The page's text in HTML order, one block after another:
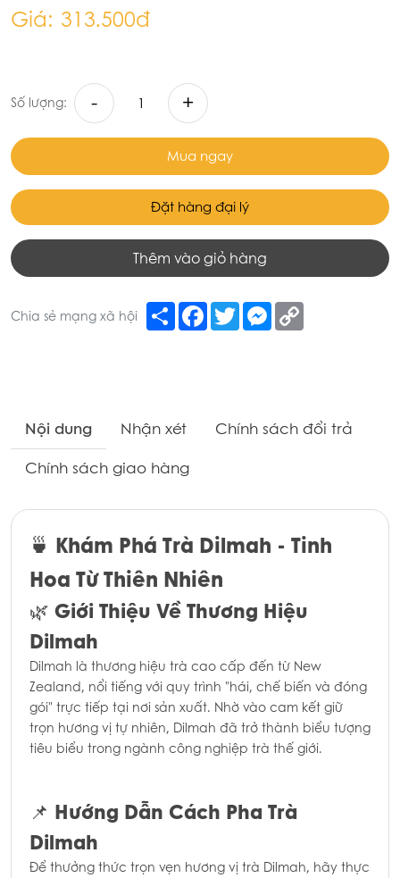
Giá: 313.500đ
Số lượng: - +
Mua ngay
Đặt hàng đại lý
Thêm vào giỏ hàng
Chia sẻ mạng xã hội Share Facebook
TwitterMessenger
Nội dung Nhận xét
Chính sách đổi trả
Chính sách giao hàng
🍵 Khám Phá Trà Dilmah - Tinh
Hoa Từ Thiên Nhiên
🌿 Giới Thiệu Về Thương Hiệu
Dilmah
Dilmah là thương hiệu trà cao cấp đến từ New
Zealand, nổi tiếng với quy trình "hái, chế biến và đóng
gói" trực tiếp tại nơi sản xuất. Nhờ vào cam kết giữ
trọn hương vị tự nhiên, Dilmah đã trở thành biểu tượng
tiêu biểu trong ngành công nghiệp trà thế giới.
📌 Hướng Dẫn Cách Pha Trà
Dilmah
Để thưởng thức trọn vẹn hương vị trà Dilmah, hãy thực